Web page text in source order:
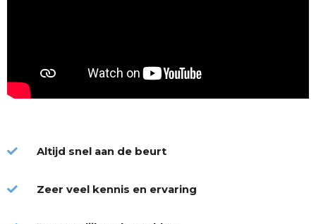
Altijd snel aan de beurt
Zeer veel kennis en ervaring